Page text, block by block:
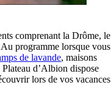
comprenant la Drôme, le
programme lorsque vous
de lavande, maisons
d’Albion dispose
lors de vos vacances